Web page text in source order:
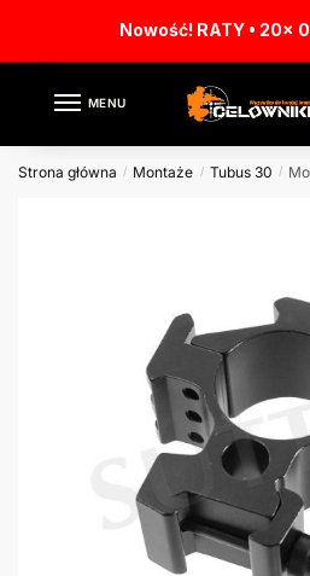
Nowość! RATY • 20x
MENU
Strona główna / Montaże / Tubus 30 /